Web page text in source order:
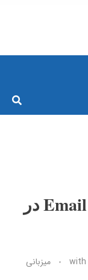
نحوه مشاهده Email Headers در
with میزبانی